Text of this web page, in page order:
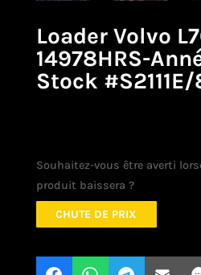
Loader Volvo
14978HRS-
Stock
Souhaitez-vous être averti
produit baissera ?
CHUTE DE PRIX